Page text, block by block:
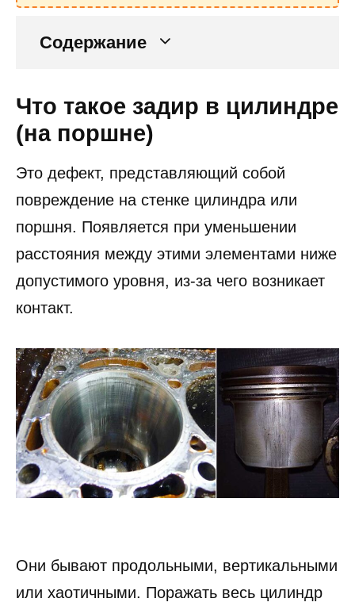
Содержание
Что такое задир в цилиндре
(на поршне)
Это дефект, представляющий собой
повреждение на стенке цилиндра или
поршня. Появляется при уменьшении
расстояния между этими элементами ниже
допустимого уровня, из-за чего возникает
контакт.
Они бывают продольными, вертикальными
или хаотичными. Поражать весь цилиндр